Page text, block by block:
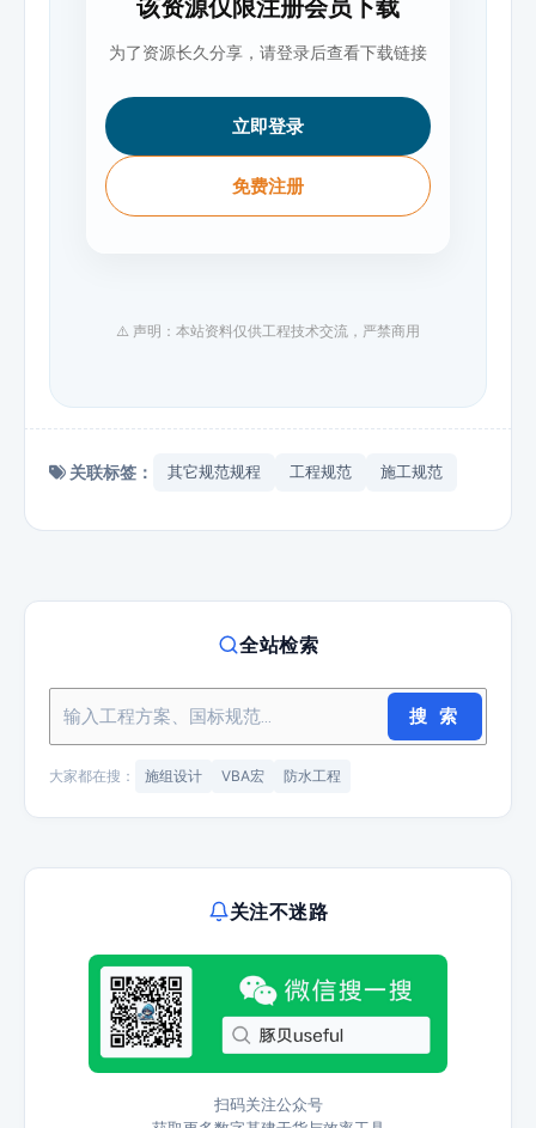
该资源仅限注册会员下载
为了资源长久分享，请登录后查看下载链接
立即登录
免费注册
⚠️ 声明：本站资料仅供工程技术交流，严禁商用
关联标签： 其它规范规程 工程规范 施工规范
全站检索
搜 索
大家都在搜： 施组设计 VBA宏 防水工程
关注不迷路
扫码关注公众号